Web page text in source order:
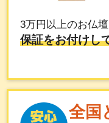
3万円以上のお仏
保証をお付けし
全国